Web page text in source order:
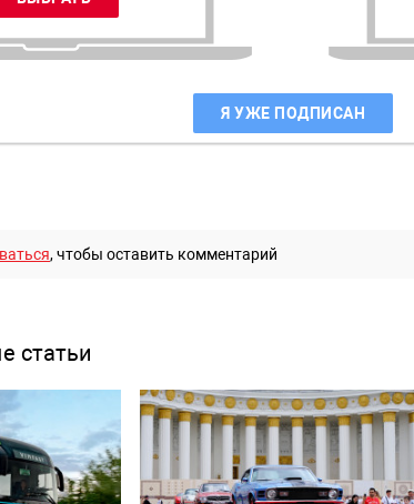
Я УЖЕ ПОДПИСАН
, чтобы оставить комментарий
статьи